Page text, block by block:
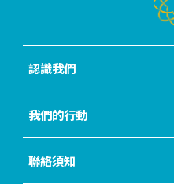
認識我們
我們的行動
聯絡須知